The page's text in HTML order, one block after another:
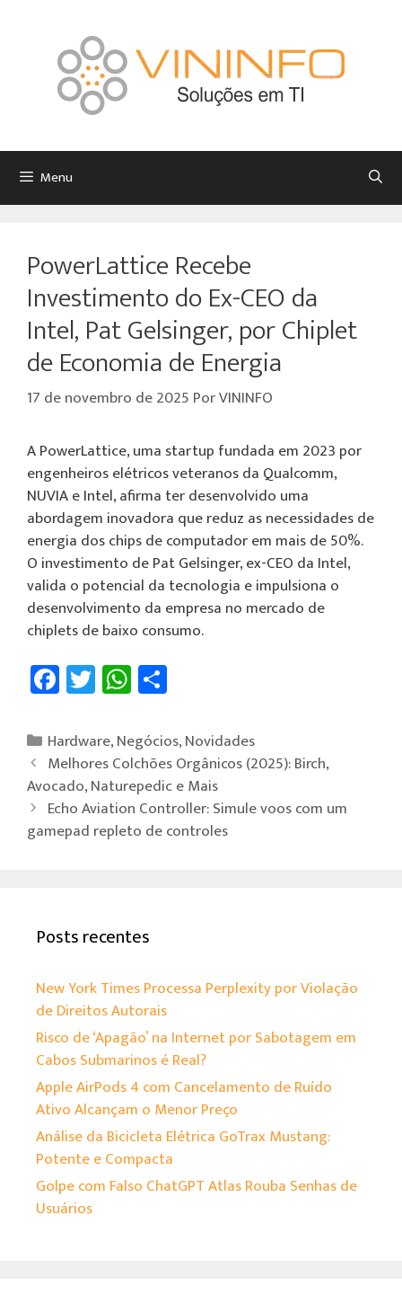
Menu
PowerLattice Recebe
Investimento do Ex-CEO da
Intel, Pat Gelsinger, por Chiplet
de Economia de Energia
17 de novembro de 2025 PorVININFO
A PowerLattice, uma startup fundada em 2023 por
engenheiros elétricos veteranos da Qualcomm,
NUVIA e Intel, afirma ter desenvolvido uma
abordagem inovadora que reduz as necessidades de
energia dos chips de computador em mais de 50%.
O investimento de Pat Gelsinger, ex-CEO da Intel,
valida o potencial da tecnologia e impulsiona o
desenvolvimento da empresa no mercado de
chiplets de baixo consumo.
Fa
ce
b
o
ok
T
wi
tt
er
W
h
at
sA
p
p
e
Hardware,Negócios,Novidades
Melhores Colchões Orgânicos (2025): Birch,
Avocado, Naturepedic e Mais
Echo Aviation Controller: Simule voos com um
gamepad repleto de controles
Posts recentes
New York Times Processa Perplexity por Violação
de Direitos Autorais
Risco de ‘Apagão’ na Internet por Sabotagem em
Cabos Submarinos é Real?
Apple AirPods 4 com Cancelamento de Ruído
Ativo Alcançam o Menor Preço
Análise da Bicicleta Elétrica GoTrax Mustang:
Potente e Compacta
Golpe com Falso ChatGPT Atlas Rouba Senhas de
Usuários